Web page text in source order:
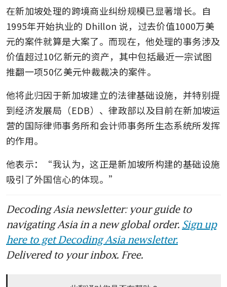
在新加坡处理的跨境商业纠纷规模已显著增长。自
1995年开始执业的 Dhillon 说，过去价值1000万美
元的案件就算是大案了。而现在，他处理的事务涉及
价值超过10亿新元的资产，其中包括最近一宗试图
推翻一项50亿美元仲裁裁决的案件。
他将此归因于新加坡建立的法律基础设施，并特别提
到经济发展局（EDB）、律政部以及目前在新加坡运
营的国际律师事务所和会计师事务所生态系统所发挥
的作用。
他表示：“我认为，这正是新加坡所构建的基础设施
吸引了外国信心的体现。”
Decoding Asia newsletter: your guide to
navigating Asia in a new global order. Sign up
here to get Decoding Asia newsletter.
Delivered to your inbox. Free.